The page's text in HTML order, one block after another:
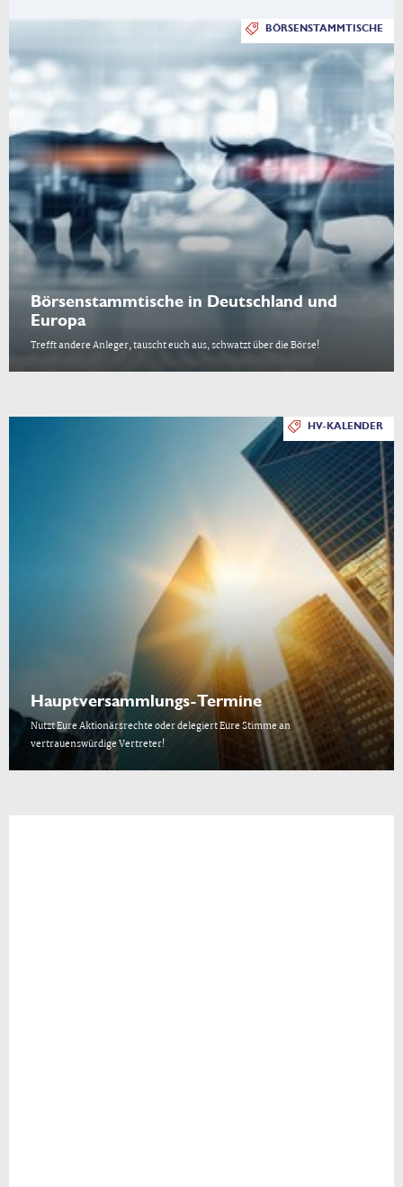
BÖRSENSTAMMTISCHE
Börsenstammtische in Deutschland und
Europa
Trefft andere Anleger, tauscht euch aus, schwatzt über die Börse!
HV-KALENDER
Hauptversammlungs-Termine
Nutzt Eure Aktionärsrechte oder delegiert Eure Stimme an
vertrauenswürdige Vertreter!